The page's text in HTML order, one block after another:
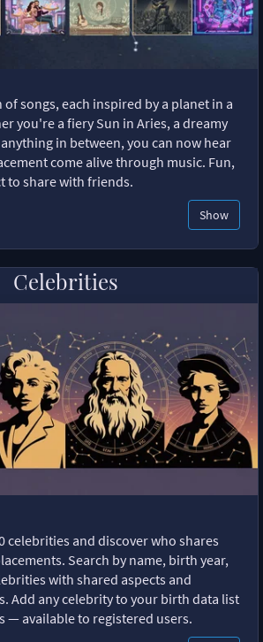
songs, each inspired by a planet in a
you're a fiery Sun in Aries, a dreamy
in between, you can now hear
come alive through music. Fun,
to share with friends.
Show
Celebrities
celebrities and discover who shares
Search by name, birth year,
with shared aspects and
Add any celebrity to your birth data list
— available to registered users.